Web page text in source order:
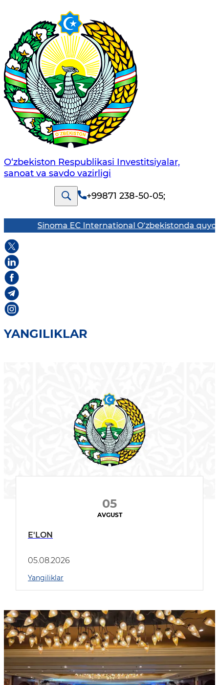
O‘zbekiston Respublikasi Investitsiyalar,
sanoat va savdo vazirligi
+99871 238-50-05;
Sinoma EC International O‘zbekistonda quyosh
YANGILIKLAR
05
AVGUST
E'LON
05.08.2026
Yangiliklar